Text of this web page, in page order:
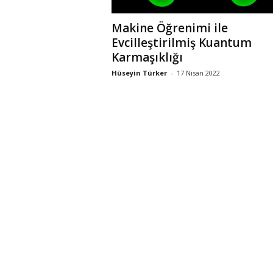
Makine Öğrenimi ile
Evcilleştirilmiş Kuantum
Karmaşıklığı
Hüseyin Türker - 17 Nisan 2022